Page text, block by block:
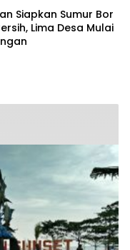
Siapkan Sumur Bor
Lima Desa Mulai